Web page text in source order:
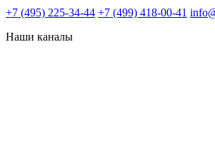
+7 (495) 225-34-44 +7 (499) 418-00-41
Наши каналы